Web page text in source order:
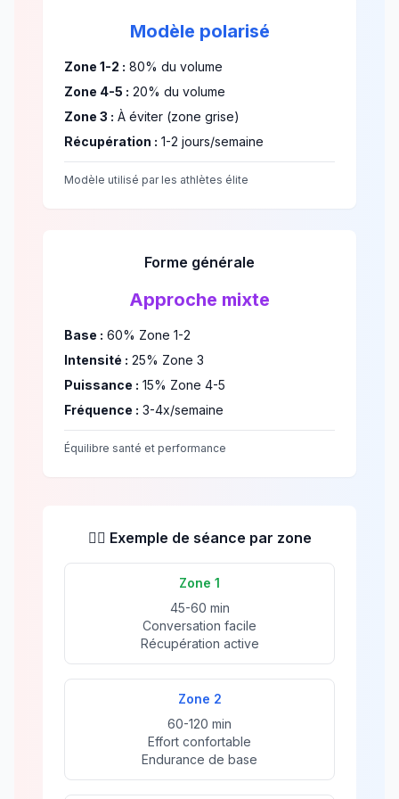
Modèle polarisé
Zone 1-2 : 80% du volume
Zone 4-5 : 20% du volume
Zone 3 : À éviter (zone grise)
Récupération : 1-2 jours/semaine
Modèle utilisé par les athlètes élite
Forme générale
Approche mixte
Base : 60% Zone 1-2
Intensité : 25% Zone 3
Puissance : 15% Zone 4-5
Fréquence : 3-4x/semaine
Équilibre santé et performance
🏃‍♀️ Exemple de séance par zone
Zone 1
45-60 min
Conversation facile
Récupération active
Zone 2
60-120 min
Effort confortable
Endurance de base